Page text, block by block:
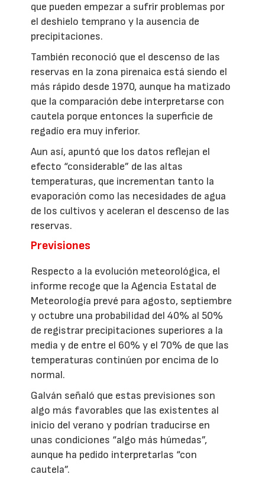
que pueden empezar a sufrir problemas por
el deshielo temprano y la ausencia de
precipitaciones.
También reconoció que el descenso de las
reservas en la zona pirenaica está siendo el
más rápido desde 1970, aunque ha matizado
que la comparación debe interpretarse con
cautela porque entonces la superficie de
regadío era muy inferior.
Aun así, apuntó que los datos reflejan el
efecto “considerable” de las altas
temperaturas, que incrementan tanto la
evaporación como las necesidades de agua
de los cultivos y aceleran el descenso de las
reservas.
Previsiones
Respecto a la evolución meteorológica, el
informe recoge que la Agencia Estatal de
Meteorología prevé para agosto, septiembre
y octubre una probabilidad del 40% al 50%
de registrar precipitaciones superiores a la
media y de entre el 60% y el 70% de que las
temperaturas continúen por encima de lo
normal.
Galván señaló que estas previsiones son
algo más favorables que las existentes al
inicio del verano y podrían traducirse en
unas condiciones “algo más húmedas”,
aunque ha pedido interpretarlas “con
cautela”.